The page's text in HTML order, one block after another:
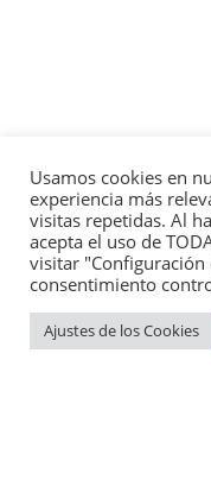
Usamos cookies en
experiencia más
visitas repetidas. Al
acepta el uso de
visitar
consentimiento
Ajustes de los Cookies